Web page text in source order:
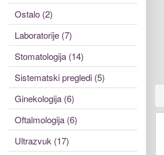
Ostalo (2)
Laboratorije (7)
Stomatologija (14)
Sistematski pregledi (5)
Ginekologija (6)
Oftalmologija (6)
Ultrazvuk (17)